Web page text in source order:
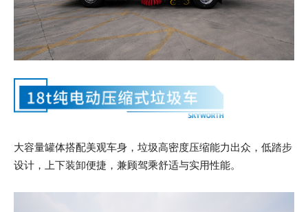
大容量罐体搭配美观车身，垃圾高密度压缩能力出众，低踏步
设计，上下装卸便捷，兼顾驾乘舒适与实用性能。